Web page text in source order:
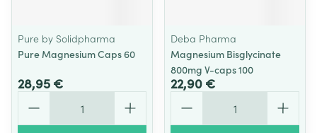
Pure by Solidpharma
Pure Magnesium Caps 60
28,95 €
Deba Pharma
Magnesium Bisglycinate
800mg V-caps 100
22,90 €